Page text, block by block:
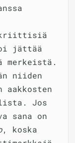
jättää
merkeistä.
niiden
Jos
sana on
, koska